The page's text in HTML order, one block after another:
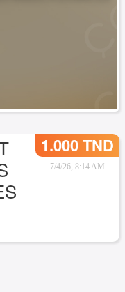
1.000 TND
7/4/26, 8:14 AM